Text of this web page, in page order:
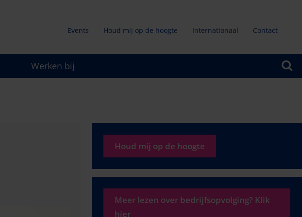
Secundair
menu
Events Houd mij op de hoogte Internationaal Contact
Werken bij
Houd mij op de hoogte
Meer lezen over bedrijfsopvolging? Klik
hier